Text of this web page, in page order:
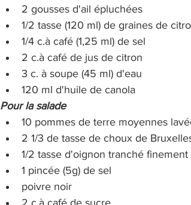
2 gousses d'ail épluchées
1/2 tasse (120 ml) de graines de
1/4 c.à café (1,25 ml) de sel
2 c.à café de jus de citron
3 c. à soupe (45 ml) d'eau
120 ml d'huile de canola
Pour la salade
10 pommes de terre moyennes
2 1/3 de tasse de choux de
1/2 tasse d'oignon tranché finement
1 pincée (5g) de sel
poivre noir